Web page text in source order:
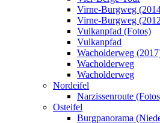
Virne-Burgweg
Virne-Burgweg
Vulkanpfad (Fotos)
Vulkanpfad
Wacholderweg
Wacholderweg
Wacholderweg
Nordeifel
Narzissenroute
Osteifel
Burgpanorama